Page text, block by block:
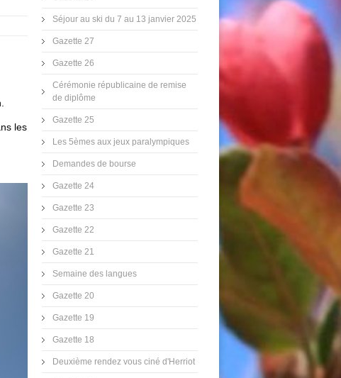
les
Séjour au ski du 7 au 13 janvier 2025
Gazette 27
Gazette 26
Cérémonie républicaine de remise
de diplôme
Gazette 25
Les 5èmes aux jeux paralympiques
Demandes de bourse
Gazette 24
Gazette 23
Gazette 22
Gazette 21
Semaine des langues
Gazette 20
Gazette 19
Gazette 18
Deuxième rendez vous ciné d'Herriot